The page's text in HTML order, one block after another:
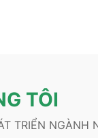
TÔI
TRIỂN NGÀNH